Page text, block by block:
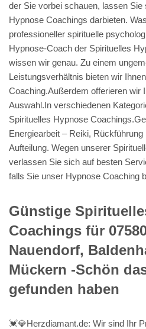
der Sie vorbei schauen, lassen Sie
Hypnose Coachings darbieten.
professioneller spirituelle
Hypnose-Coach der Spirituelles
wissen wir genau. Zu einem
Leistungsverhältnis bieten wir
Coaching.Außerdem offerieren wir
Auswahl.In verschiedenen
Spirituelles Hypnose
Energiearbeit – Reiki,
Aufteilung. Wegen unserer
verlassen Sie sich auf besten
falls Sie unser Hypnose Coaching
Günstige
Coachings für
Nauendorf,
Mückern -Schön
gefunden haben
💓️💎Herzdiamant.de: Wir sind Ihr